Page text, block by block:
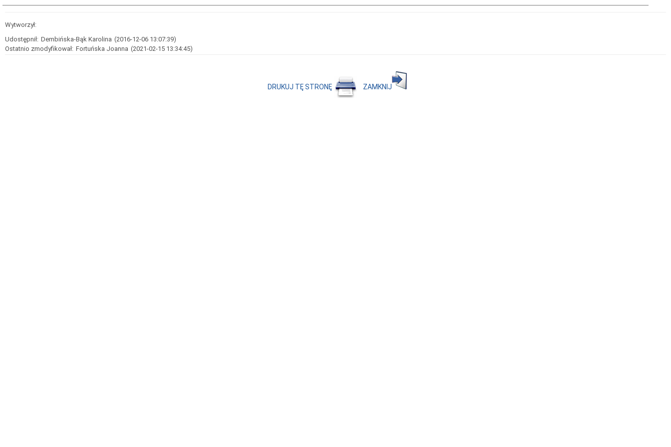
Wytworzył:
Udostępnił: Dembińska-Bąk Karolina (2016-12-06 13:07:39)
Ostatnio zmodyfikował: Fortuńska Joanna (2021-02-15 13:34:45)
DRUKUJ TĘ STRONĘ ZAMKNIJ